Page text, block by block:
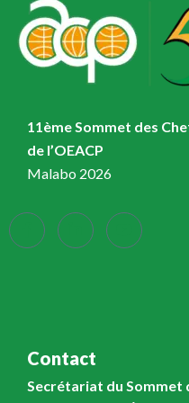
11ème Sommet des
de l’OEACP
Malabo 2026
Contact
Secrétariat du Sommet